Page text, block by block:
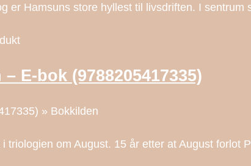
er Hamsuns store hyllest til livsdriften. I
E-bok (9788205417335)
» Bokkilden
triologien om August. 15 år etter at August